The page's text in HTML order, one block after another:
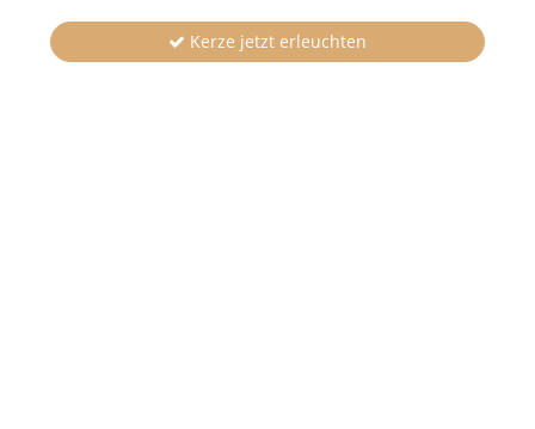
Kerze jetzt erleuchten